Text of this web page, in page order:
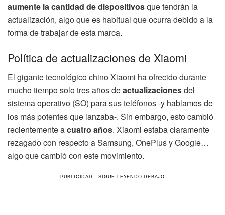
aumente la cantidad de dispositivosque tendrán la
actualización, algo que es habitual que ocurra debido a la
forma de trabajar de esta marca.
Política de actualizaciones de Xiaomi
El gigante tecnológico chino Xiaomi ha ofrecido durante
mucho tiempo solo tres años deactualizacionesdel
sistema operativo (SO) para sus teléfonos -y hablamos de
los más potentes que lanzaba-. Sin embargo, esto cambió
recientemente acuatro años. Xiaomi estaba claramente
rezagado con respecto a Samsung, OnePlus y Google…
algo que cambió con este movimiento.